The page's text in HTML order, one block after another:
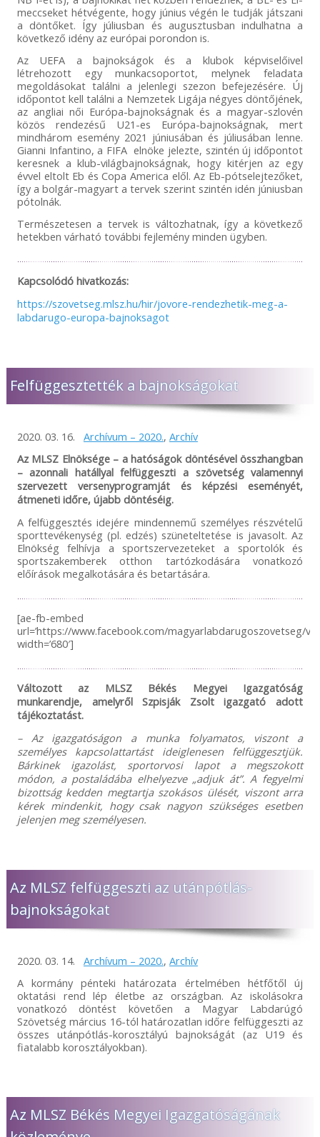
meccseket hétvégente, hogy június végén le tudják játszani
a döntőket. Így júliusban és augusztusban indulhatna a
következő idény az európai porondon is.
Az UEFA a bajnokságok és a klubok képviselőivel
létrehozott egy munkacsoportot, melynek feladata
megoldásokat találni a jelenlegi szezon befejezésére. Új
időpontot kell találni a Nemzetek Ligája négyes döntőjének,
az angliai női Európa-bajnokságnak és a magyar-szlovén
közös rendezésű U21-es Európa-bajnokságnak, mert
mindhárom esemény 2021 júniusában és júliusában lenne.
Gianni Infantino, a FIFA elnöke jelezte, szintén új időpontot
keresnek a klub-világbajnokságnak, hogy kitérjen az egy
évvel eltolt Eb és Copa America elől. Az Eb-pótselejtezőket,
így a bolgár-magyart a tervek szerint szintén idén júniusban
pótolnák.
Természetesen a tervek is változhatnak, így a következő
hetekben várható további fejlemény minden ügyben.
Kapcsolódó hivatkozás:
https://szovetseg.mlsz.hu/hir/jovore-rendezhetik-meg-a-
labdarugo-europa-bajnoksagot
Felfüggesztették a bajnokságokat
2020. 03. 16. Archívum – 2020., Archív
Az MLSZ Elnöksége – a hatóságok döntésével összhangban
– azonnali hatállyal felfüggeszti a szövetség valamennyi
szervezett versenyprogramját és képzési eseményét,
átmeneti időre, újabb döntéséig.
A felfüggesztés idejére mindennemű személyes részvételű
sporttevékenység (pl. edzés) szüneteltetése is javasolt. Az
Elnökség felhívja a sportszervezeteket a sportolók és
sportszakemberek otthon tartózkodására vonatkozó
előírások megalkotására és betartására.
[ae-fb-embed
url=’https://www.facebook.com/magyarlabdarugoszovetseg/
width=’680′]
Változott az MLSZ Békés Megyei Igazgatóság
munkarendje, amelyről Szpisják Zsolt igazgató adott
tájékoztatást.
– Az igazgatóságon a munka folyamatos, viszont a
személyes kapcsolattartást ideiglenesen felfüggesztjük.
Bárkinek igazolást, sportorvosi lapot a megszokott
módon, a postaládába elhelyezve „adjuk át”. A fegyelmi
bizottság kedden megtartja szokásos ülését, viszont arra
kérek mindenkit, hogy csak nagyon szükséges esetben
jelenjen meg személyesen.
Az MLSZ felfüggeszti az utánpótlás-
bajnokságokat
2020. 03. 14. Archívum – 2020., Archív
A kormány pénteki határozata értelmében hétfőtől új
oktatási rend lép életbe az országban. Az iskolásokra
vonatkozó döntést követően a Magyar Labdarúgó
Szövetség március 16-tól határozatlan időre felfüggeszti az
összes utánpótlás-korosztályú bajnokságát (az U19 és
fiatalabb korosztályokban).
Az MLSZ Békés Megyei Igazgatóságának